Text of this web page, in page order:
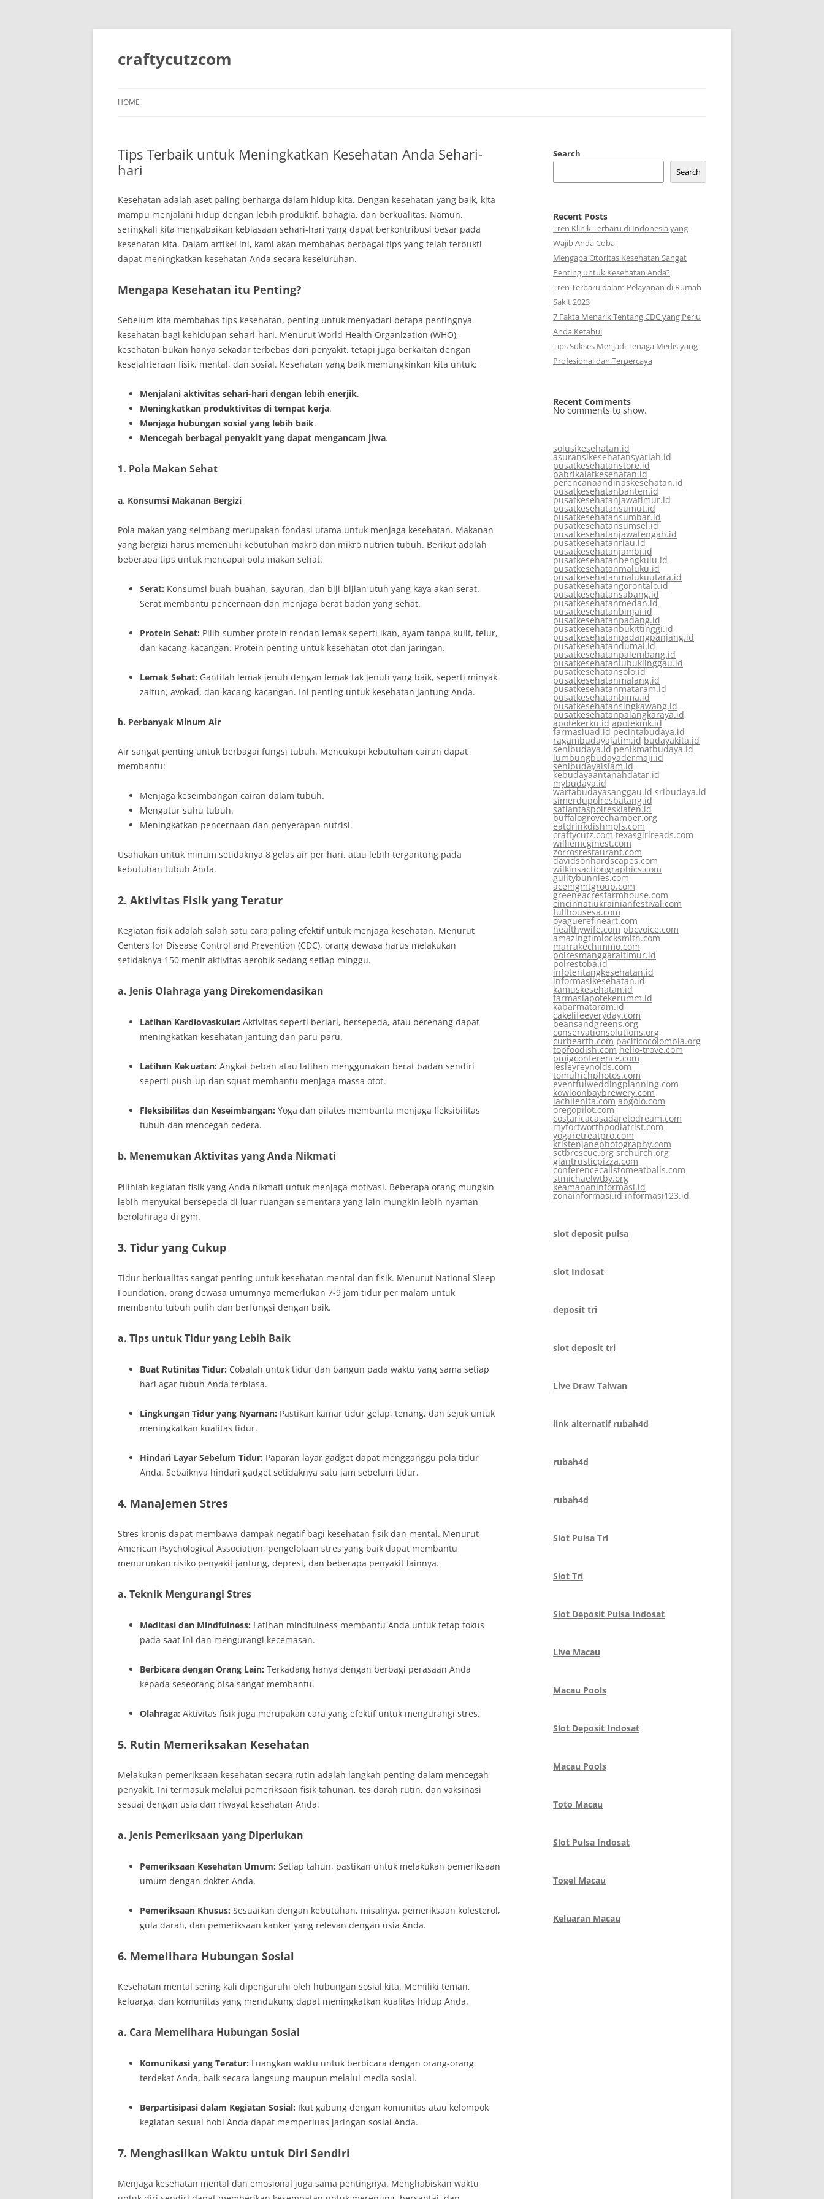
Skip
content
craftycutzcom
HOME
Tips Terbaik untuk Meningkatkan Kesehatan Anda Sehari-
hari
Kesehatan adalah aset paling berharga dalam hidup kita. Dengan kesehatan yang baik, kita
mampu menjalani hidup dengan lebih produktif, bahagia, dan berkualitas. Namun,
seringkali kita mengabaikan kebiasaan sehari-hari yang dapat berkontribusi besar pada
kesehatan kita. Dalam artikel ini, kami akan membahas berbagai tips yang telah terbukti
dapat meningkatkan kesehatan Anda secara keseluruhan.
Mengapa Kesehatan itu Penting?
Sebelum kita membahas tips kesehatan, penting untuk menyadari betapa pentingnya
kesehatan bagi kehidupan sehari-hari. Menurut World Health Organization (WHO),
kesehatan bukan hanya sekadar terbebas dari penyakit, tetapi juga berkaitan dengan
kesejahteraan fisik, mental, dan sosial. Kesehatan yang baik memungkinkan kita untuk:
Menjalani aktivitas sehari-hari dengan lebih enerjik.
Meningkatkan produktivitas di tempat kerja.
Menjaga hubungan sosial yang lebih baik.
Mencegah berbagai penyakit yang dapat mengancam jiwa.
1. Pola Makan Sehat
a. Konsumsi Makanan Bergizi
Pola makan yang seimbang merupakan fondasi utama untuk menjaga kesehatan. Makanan
yang bergizi harus memenuhi kebutuhan makro dan mikro nutrien tubuh. Berikut adalah
beberapa tips untuk mencapai pola makan sehat:
Serat: Konsumsi buah-buahan, sayuran, dan biji-bijian utuh yang kaya akan serat.
Serat membantu pencernaan dan menjaga berat badan yang sehat.
Protein Sehat: Pilih sumber protein rendah lemak seperti ikan, ayam tanpa kulit, telur,
dan kacang-kacangan. Protein penting untuk kesehatan otot dan jaringan.
Lemak Sehat: Gantilah lemak jenuh dengan lemak tak jenuh yang baik, seperti minyak
zaitun, avokad, dan kacang-kacangan. Ini penting untuk kesehatan jantung Anda.
b. Perbanyak Minum Air
Air sangat penting untuk berbagai fungsi tubuh. Mencukupi kebutuhan cairan dapat
membantu:
Menjaga keseimbangan cairan dalam tubuh.
Mengatur suhu tubuh.
Meningkatkan pencernaan dan penyerapan nutrisi.
Usahakan untuk minum setidaknya 8 gelas air per hari, atau lebih tergantung pada
kebutuhan tubuh Anda.
2. Aktivitas Fisik yang Teratur
Kegiatan fisik adalah salah satu cara paling efektif untuk menjaga kesehatan. Menurut
Centers for Disease Control and Prevention (CDC), orang dewasa harus melakukan
setidaknya 150 menit aktivitas aerobik sedang setiap minggu.
a. Jenis Olahraga yang Direkomendasikan
Latihan Kardiovaskular: Aktivitas seperti berlari, bersepeda, atau berenang dapat
meningkatkan kesehatan jantung dan paru-paru.
Latihan Kekuatan: Angkat beban atau latihan menggunakan berat badan sendiri
seperti push-up dan squat membantu menjaga massa otot.
Fleksibilitas dan Keseimbangan: Yoga dan pilates membantu menjaga fleksibilitas
tubuh dan mencegah cedera.
b. Menemukan Aktivitas yang Anda Nikmati
Pilihlah kegiatan fisik yang Anda nikmati untuk menjaga motivasi. Beberapa orang mungkin
lebih menyukai bersepeda di luar ruangan sementara yang lain mungkin lebih nyaman
berolahraga di gym.
3. Tidur yang Cukup
Tidur berkualitas sangat penting untuk kesehatan mental dan fisik. Menurut National Sleep
Foundation, orang dewasa umumnya memerlukan 7-9 jam tidur per malam untuk
membantu tubuh pulih dan berfungsi dengan baik.
a. Tips untuk Tidur yang Lebih Baik
Buat Rutinitas Tidur: Cobalah untuk tidur dan bangun pada waktu yang sama setiap
hari agar tubuh Anda terbiasa.
Lingkungan Tidur yang Nyaman: Pastikan kamar tidur gelap, tenang, dan sejuk untuk
meningkatkan kualitas tidur.
Hindari Layar Sebelum Tidur: Paparan layar gadget dapat mengganggu pola tidur
Anda. Sebaiknya hindari gadget setidaknya satu jam sebelum tidur.
4. Manajemen Stres
Stres kronis dapat membawa dampak negatif bagi kesehatan fisik dan mental. Menurut
American Psychological Association, pengelolaan stres yang baik dapat membantu
menurunkan risiko penyakit jantung, depresi, dan beberapa penyakit lainnya.
a. Teknik Mengurangi Stres
Meditasi dan Mindfulness: Latihan mindfulness membantu Anda untuk tetap fokus
pada saat ini dan mengurangi kecemasan.
Berbicara dengan Orang Lain: Terkadang hanya dengan berbagi perasaan Anda
kepada seseorang bisa sangat membantu.
Olahraga: Aktivitas fisik juga merupakan cara yang efektif untuk mengurangi stres.
5. Rutin Memeriksakan Kesehatan
Melakukan pemeriksaan kesehatan secara rutin adalah langkah penting dalam mencegah
penyakit. Ini termasuk melalui pemeriksaan fisik tahunan, tes darah rutin, dan vaksinasi
sesuai dengan usia dan riwayat kesehatan Anda.
a. Jenis Pemeriksaan yang Diperlukan
Pemeriksaan Kesehatan Umum: Setiap tahun, pastikan untuk melakukan pemeriksaan
umum dengan dokter Anda.
Pemeriksaan Khusus: Sesuaikan dengan kebutuhan, misalnya, pemeriksaan kolesterol,
gula darah, dan pemeriksaan kanker yang relevan dengan usia Anda.
6. Memelihara Hubungan Sosial
Kesehatan mental sering kali dipengaruhi oleh hubungan sosial kita. Memiliki teman,
keluarga, dan komunitas yang mendukung dapat meningkatkan kualitas hidup Anda.
a. Cara Memelihara Hubungan Sosial
Komunikasi yang Teratur: Luangkan waktu untuk berbicara dengan orang-orang
terdekat Anda, baik secara langsung maupun melalui media sosial.
Berpartisipasi dalam Kegiatan Sosial: Ikut gabung dengan komunitas atau kelompok
kegiatan sesuai hobi Anda dapat memperluas jaringan sosial Anda.
7. Menghasilkan Waktu untuk Diri Sendiri
Menjaga kesehatan mental dan emosional juga sama pentingnya. Menghabiskan waktu
Search
Search
Recent Posts
Tren Klinik Terbaru di Indonesia yang
Wajib Anda Coba
Mengapa Otoritas Kesehatan Sangat
Penting untuk Kesehatan Anda?
Tren Terbaru dalam Pelayanan di Rumah
Sakit 2023
7 Fakta Menarik Tentang CDC yang Perlu
Anda Ketahui
Tips Sukses Menjadi Tenaga Medis yang
Profesional dan Terpercaya
Recent Comments
No comments to show.
solusikesehatan.id
asuransikesehatansyariah.id
pusatkesehatanstore.id
pabrikalatkesehatan.id
perencanaandinaskesehatan.id
pusatkesehatanbanten.id
pusatkesehatanjawatimur.id
pusatkesehatansumut.id
pusatkesehatansumbar.id
pusatkesehatansumsel.id
pusatkesehatanjawatengah.id
pusatkesehatanriau.id
pusatkesehatanjambi.id
pusatkesehatanbengkulu.id
pusatkesehatanmaluku.id
pusatkesehatanmalukuutara.id
pusatkesehatangorontalo.id
pusatkesehatansabang.id
pusatkesehatanmedan.id
pusatkesehatanbinjai.id
pusatkesehatanpadang.id
pusatkesehatanbukittinggi.id
pusatkesehatanpadangpanjang.id
pusatkesehatandumai.id
pusatkesehatanpalembang.id
pusatkesehatanlubuklinggau.id
pusatkesehatansolo.id
pusatkesehatanmalang.id
pusatkesehatanmataram.id
pusatkesehatanbima.id
pusatkesehatansingkawang.id
pusatkesehatanpalangkaraya.id
apotekerku.id apotekmk.id
farmasiuad.id pecintabudaya.id
ragambudayajatim.id budayakita.id
senibudaya.id penikmatbudaya.id
lumbungbudayadermaji.id
senibudayaislam.id
kebudayaantanahdatar.id
mybudaya.id
wartabudayasanggau.id sribudaya.id
simerdupolresbatang.id
satlantaspolresklaten.id
buffalogrovechamber.org
eatdrinkdishmpls.com
craftycutz.com texasgirlreads.com
williemcginest.com
zorrosrestaurant.com
davidsonhardscapes.com
wilkinsactiongraphics.com
guiltybunnies.com
acemgmtgroup.com
greeneacresfarmhouse.com
cincinnatiukrainianfestival.com
fullhousesa.com
oyaguerefineart.com
healthywife.com pbcvoice.com
amazingtimlocksmith.com
marrakechimmo.com
polresmanggaraitimur.id
polrestoba.id
infotentangkesehatan.id
informasikesehatan.id
kamuskesehatan.id
farmasiapotekerumm.id
kabarmataram.id
cakelifeeveryday.com
beansandgreens.org
conservationsolutions.org
curbearth.com pacificocolombia.org
topfoodish.com hello-trove.com
pmigconference.com
lesleyreynolds.com
tomulrichphotos.com
eventfulweddingplanning.com
kowloonbaybrewery.com
lachilenita.com abgolo.com
oregopilot.com
costaricacasadaretodream.com
myfortworthpodiatrist.com
yogaretreatpro.com
kristenjanephotography.com
sctbrescue.org srchurch.org
giantrusticpizza.com
conferencecallstomeatballs.com
stmichaelwtby.org
keamananinformasi.id
zonainformasi.id informasi123.id
slot deposit pulsa
slot Indosat
deposit tri
slot deposit tri
Live Draw Taiwan
link alternatif rubah4d
rubah4d
rubah4d
Slot Pulsa Tri
Slot Tri
Slot Deposit Pulsa Indosat
Live Macau
Macau Pools
Slot Deposit Indosat
Macau Pools
Toto Macau
Slot Pulsa Indosat
Togel Macau
Keluaran Macau